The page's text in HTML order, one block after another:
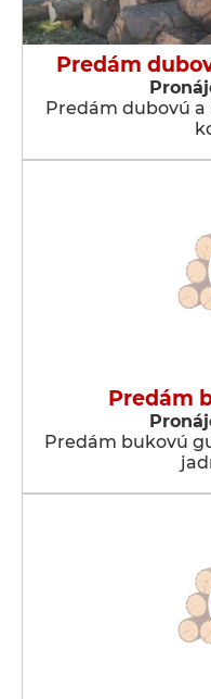
Predám
Predám dubovú
Predám
Predám bukovú